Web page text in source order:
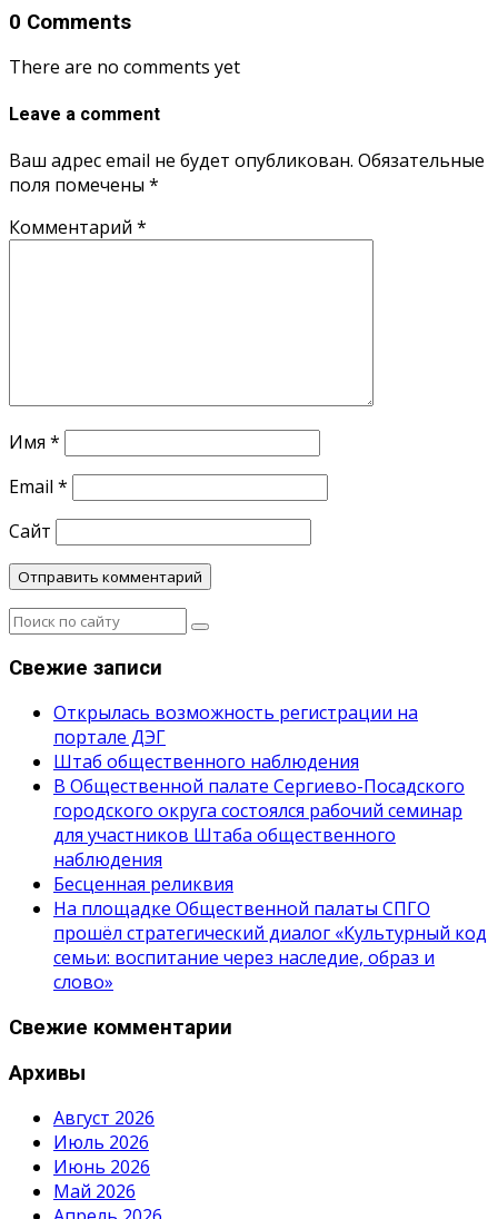
0 Comments
There are no comments yet
Leave a comment
Ваш адрес email не будет опубликован. Обязательные
поля помечены *
Комментарий *
Имя *
Email *
Сайт
Свежие записи
Открылась возможность регистрации на
портале ДЭГ
Штаб общественного наблюдения
В Общественной палате Сергиево-Посадского
городского округа состоялся рабочий семинар
для участников Штаба общественного
наблюдения
Бесценная реликвия
На площадке Общественной палаты СПГО
прошёл стратегический диалог «Культурный код
семьи: воспитание через наследие, образ и
слово»
Свежие комментарии
Архивы
Август 2026
Июль 2026
Июнь 2026
Май 2026